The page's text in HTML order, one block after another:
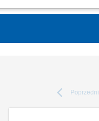
obsługi. Monitorowanie